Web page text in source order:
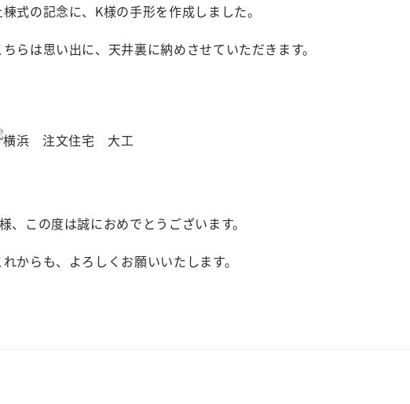
棟式の記念に、K様の手形を作成しました。
ちらは思い出に、天井裏に納めさせていただきます。
、この度は誠におめでとうございます。
れからも、よろしくお願いいたします。